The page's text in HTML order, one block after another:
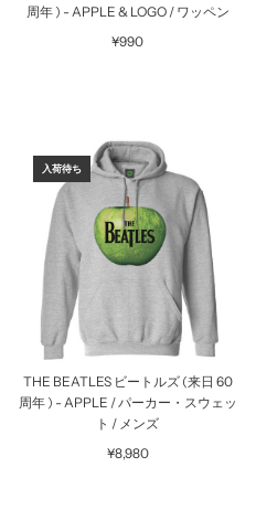
周年 ) - APPLE & LOGO / ワッペン
¥990
入荷待ち
THE BEATLES ビートルズ (来日 60
周年 ) - APPLE / パーカー・スウェッ
ト / メンズ
¥8,980